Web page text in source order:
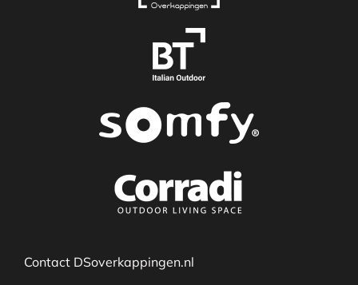
Contact DSoverkappingen.nl